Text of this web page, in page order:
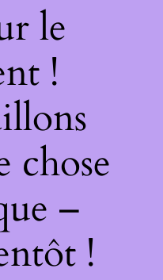
le
!
chose
–
!